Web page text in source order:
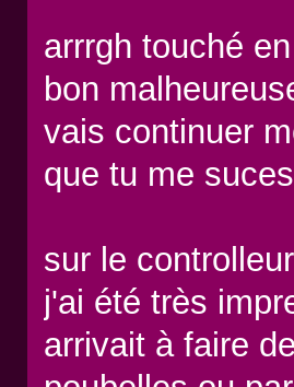
arrrgh touché
bon
vais continuer
que tu me suces
sur le
j'ai été très
arrivait à faire